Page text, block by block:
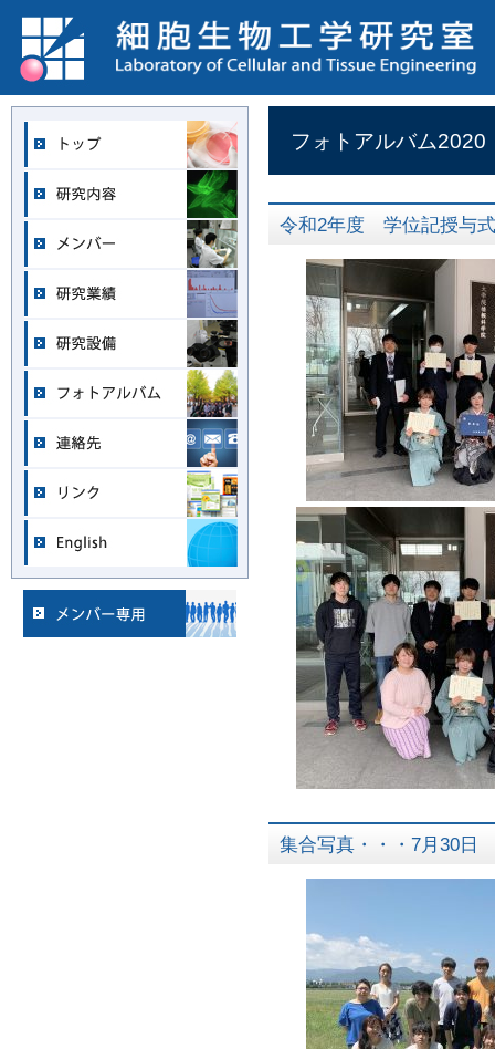
フォトアルバム2020
令和2年度 学位記授与
集合写真・・・7月30日